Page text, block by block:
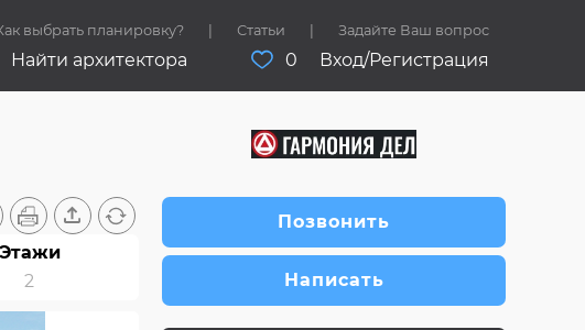
выбрать планировку? Статьи Задайте Ваш вопрос
Найти архитектора 0 Вход/Регистрация
Этажи
2
Позвонить
Написать